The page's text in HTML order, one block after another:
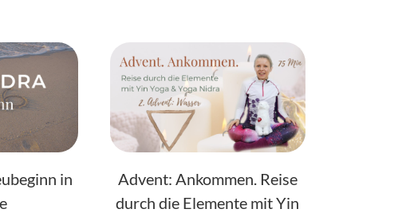
in
Advent: Ankommen. Reise
durch die Elemente mit Yin